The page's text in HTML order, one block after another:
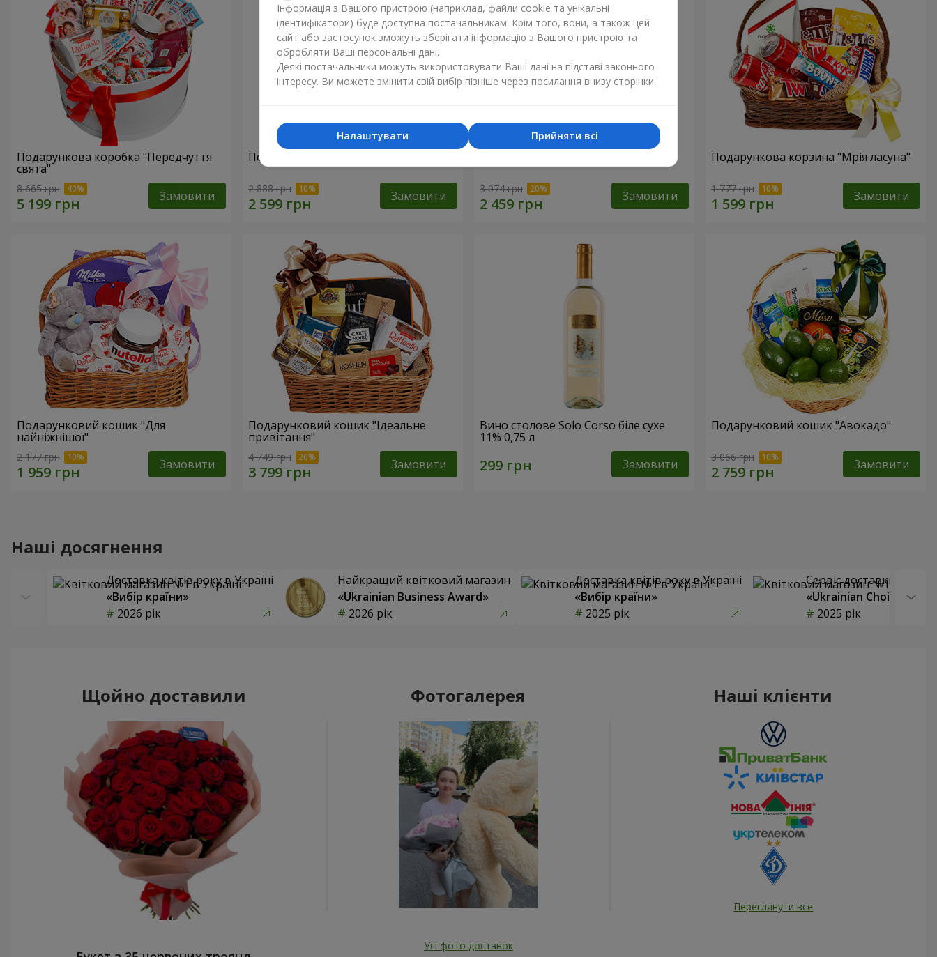
Подарункова коробка "Передчуття
свята"
8 665 грн Замовити
Подарунковий кошик "Дитяче свято!"
2 888 грн Замовити 3 074 грн Замовити
Подарункова корзина "Мрія ласуна"
1 777 грн Замовити
Подарунковий кошик "Для
найніжнішої"
2 177 грн Замовити
Подарунковий кошик "Ідеальне
привітання"
4 749 грн Замовити
Вино столове Solo Corso біле сухе
11% 0,75 л
Замовити
Подарунковий кошик "Авокадо"
3 066 грн Замовити
Наші досягнення
Доставка квітів року в Україні
«Вибір країни»
2026 рік
Найкращий квітковий магазин
«Ukrainian Business Award»
2026 рік
Доставка квітів року в Україні
«Вибір країни»
2025 рік
Сервіс доставки квітів
«Ukrainian Choice»
2025 рік
Щойно доставили Фотогалерея
Усі фото доставок
Наші клієнти
Переглянути все
Інформація з Вашого пристрою (наприклад, файли cookie та унікальні
ідентифікатори) буде доступна постачальникам. Крім того, вони, а також цей
сайт або застосунок зможуть зберігати інформацію з Вашого пристрою та
обробляти Ваші персональні дані.
Деякі постачальники можуть використовувати Ваші дані на підставі законного
інтересу. Ви можете змінити свій вибір пізніше через посилання внизу сторінки.
Прийняти всі
Налаштувати